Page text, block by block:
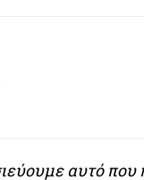
αυτό που